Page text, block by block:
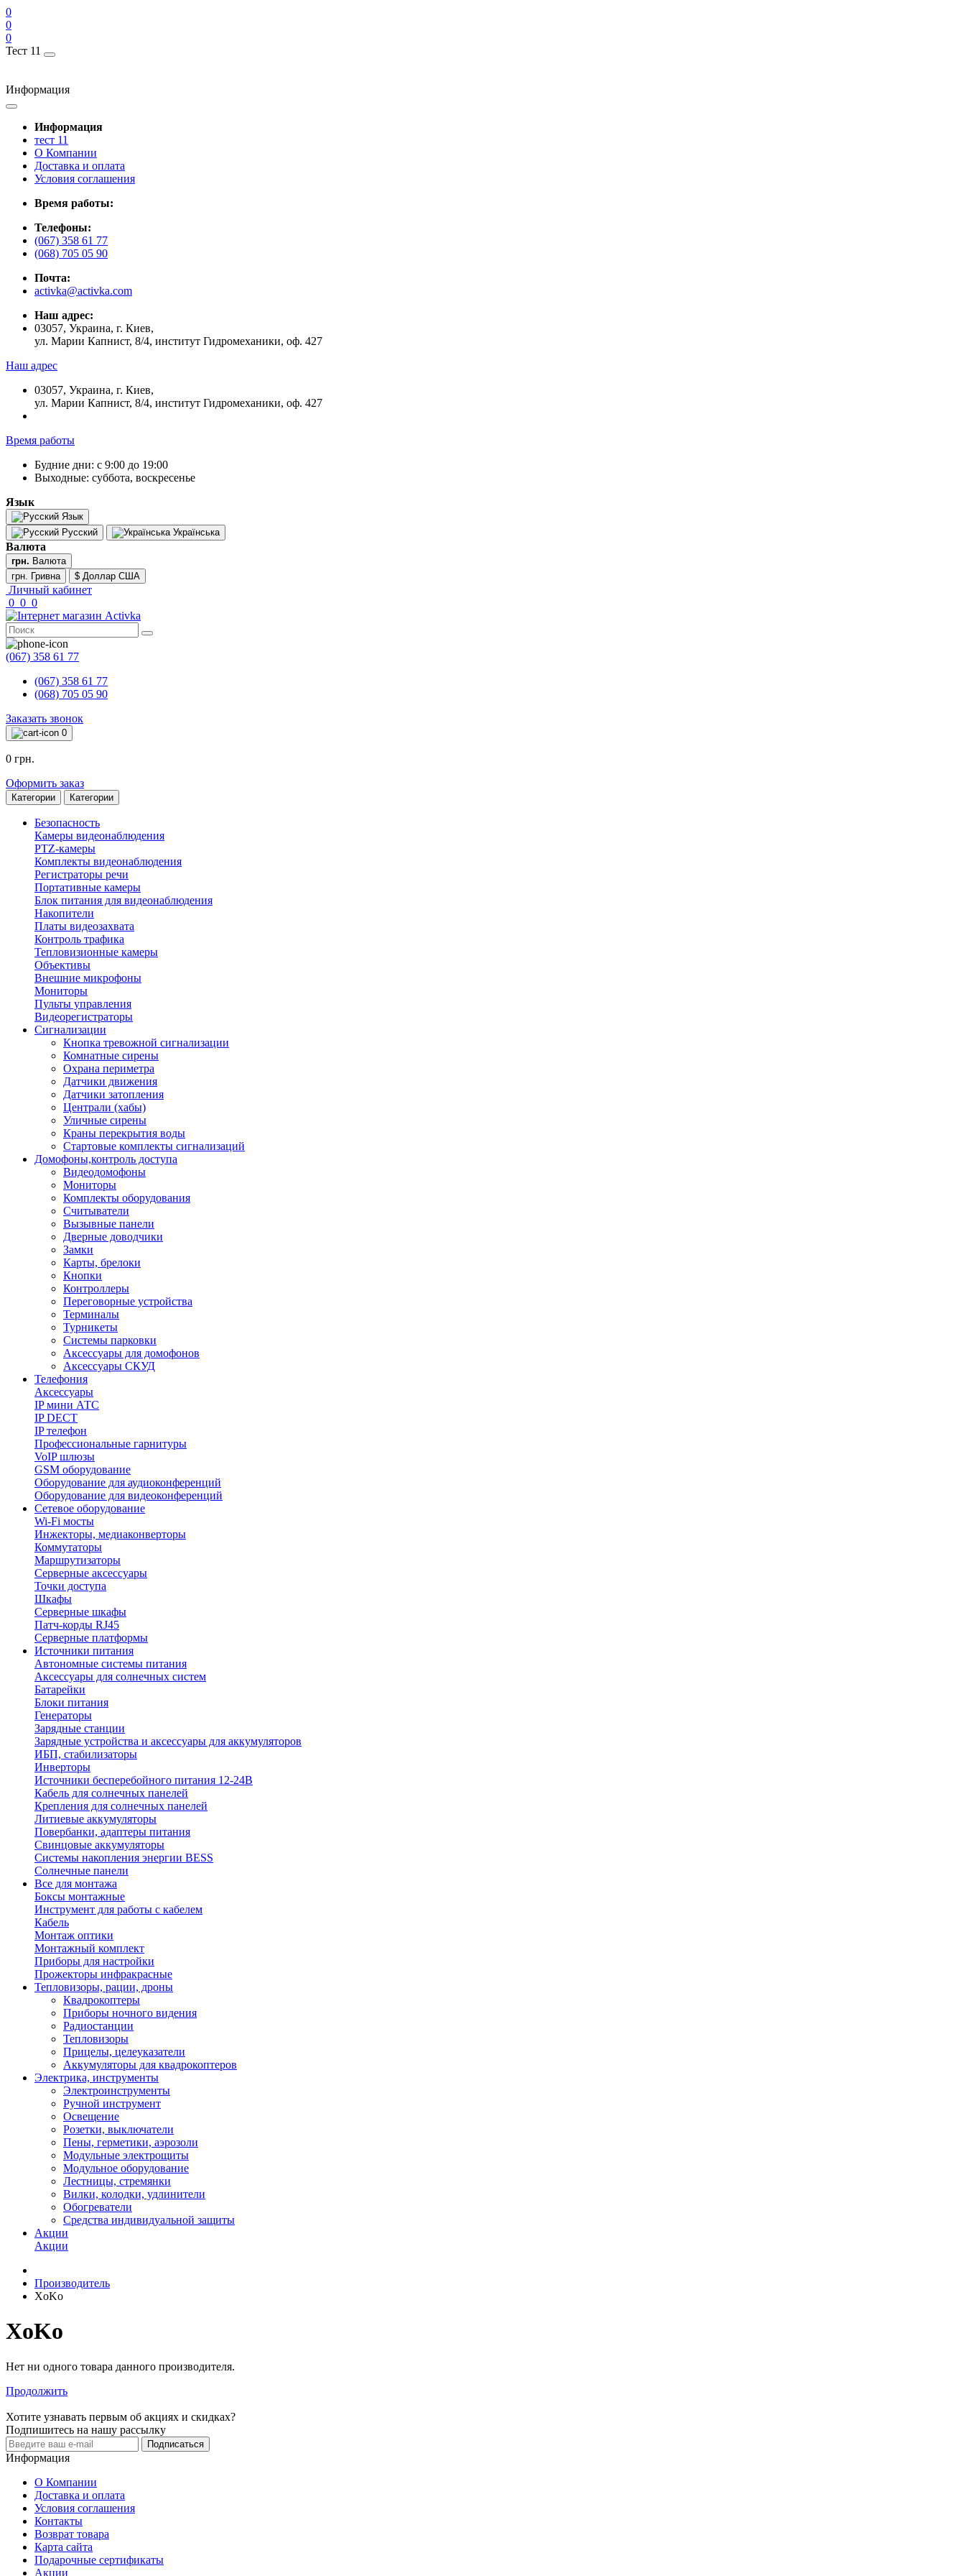
0
0
0
Тест 11
Информация
Информация
тест 11
О Компании
Доставка и оплата
Условия соглашения
Время работы:
Телефоны:
(067) 358 61 77
(068) 705 05 90
Почта:
activka@activka.com
Наш адрес:
03057, Украина, г. Киев,
ул. Марии Капнист, 8/4, институт Гидромеханики, оф. 427
Наш адрес
03057, Украина, г. Киев,
ул. Марии Капнист, 8/4, институт Гидромеханики, оф. 427
Время работы
Будние дни: с 9:00 до 19:00
Выходные: суббота, воскресенье
Язык
Язык
Русский
Українська
Валюта
грн. Валюта
грн. Гривна
$ Доллар США
Личный кабинет
0 0 0
(067) 358 61 77
(067) 358 61 77
(068) 705 05 90
Заказать звонок
0
0 грн.
Оформить заказ
Категории Категории
Безопасность
Камеры видеонаблюдения
PTZ-камеры
Комплекты видеонаблюдения
Регистраторы речи
Портативные камеры
Блок питания для видеонаблюдения
Накопители
Платы видеозахвата
Контроль трафика
Тепловизионные камеры
Объективы
Внешние микрофоны
Мониторы
Пульты управления
Видеорегистраторы
Сигнализации
Кнопка тревожной сигнализации
Комнатные сирены
Охрана периметра
Датчики движения
Датчики затопления
Централи (хабы)
Уличные сирены
Краны перекрытия воды
Стартовые комплекты сигнализаций
Домофоны,контроль доступа
Видеодомофоны
Мониторы
Комплекты оборудования
Считыватели
Вызывные панели
Дверные доводчики
Замки
Карты, брелоки
Кнопки
Контроллеры
Переговорные устройства
Терминалы
Турникеты
Системы парковки
Аксессуары для домофонов
Аксессуары СКУД
Телефония
Aксессуары
IP мини АТС
IP DECT
IP телефон
Профессиональные гарнитуры
VoIP шлюзы
GSM оборудование
Оборудование для аудиоконференций
Оборудование для видеоконференций
Сетевое оборудование
Wi-Fi мосты
Инжекторы, медиаконверторы
Коммутаторы
Маршрутизаторы
Серверные аксессуары
Точки доступа
Шкафы
Серверные шкафы
Патч-корды RJ45
Серверные платформы
Источники питания
Автономные системы питания
Аксессуары для солнечных систем
Батарейки
Блоки питания
Генераторы
Зарядные станции
Зарядные устройства и аксессуары для аккумуляторов
ИБП, стабилизаторы
Инверторы
Источники бесперебойного питания 12-24В
Кабель для солнечных панелей
Крепления для солнечных панелей
Литиевые аккумуляторы
Повербанки, адаптеры питания
Свинцовые аккумуляторы
Системы накопления энергии BESS
Солнечные панели
Все для монтажа
Боксы монтажные
Инструмент для работы с кабелем
Кабель
Монтаж оптики
Монтажный комплект
Приборы для настройки
Прожекторы инфракрасные
Тепловизоры, рации, дроны
Квадрокоптеры
Приборы ночного видения
Радиостанции
Тепловизоры
Прицелы, целеуказатели
Аккумуляторы для квадрокоптеров
Электрика, инструменты
Электроинструменты
Ручной инструмент
Освещение
Розетки, выключатели
Пены, герметики, аэрозоли
Модульные электрощиты
Модульное оборудование
Лестницы, стремянки
Вилки, колодки, удлинители
Обогреватели
Средства индивидуальной защиты
Акции
Акции
Производитель
XoKo
XoKo
Нет ни одного товара данного производителя.
Продолжить
Хотите узнавать первым об акциях и скидках?
Подпишитесь на нашу рассылку
Подписаться
Информация
О Компании
Доставка и оплата
Условия соглашения
Контакты
Возврат товара
Карта сайта
Подарочные сертификаты
Акции